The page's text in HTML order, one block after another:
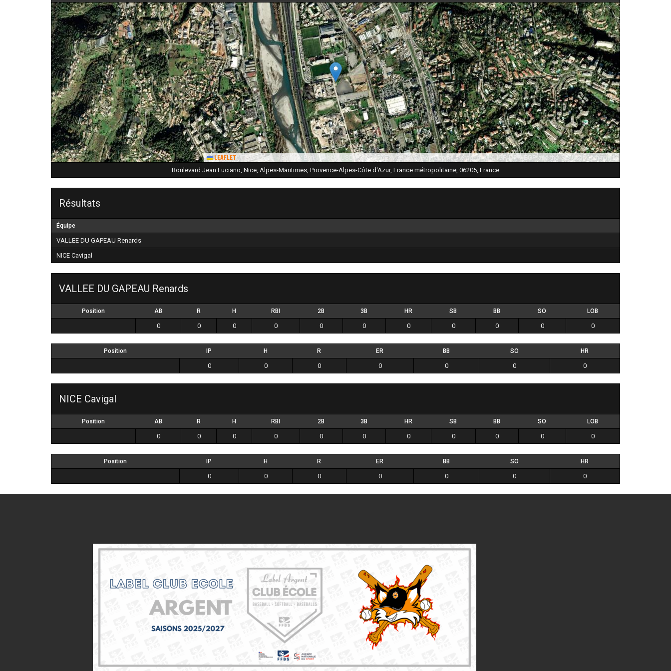
Leaflet |Tiles © Esri — Source: Esri, i-cubed, USDA, USGS, AEX, GeoEye, Getmapping, Aerogrid, IGN, IGP, UPR-EGP, and the GIS User Community
Boulevard Jean Luciano, Nice, Alpes-Maritimes, Provence-Alpes-Côte d'Azur, France métropolitaine, 06205, France
Résultats
Équipe
VALLEE DU GAPEAU Renards
NICE Cavigal
VALLEE DU GAPEAU Renards
Position AB R H RBI 2B 3B HR SB BB SO LOB
0 0 0 0 0 0 0 0 0 0 0
Position IP H R ER BB SO HR
0 0 0 0 0 0 0
NICE Cavigal
Position AB R H RBI 2B 3B HR SB BB SO LOB
0 0 0 0 0 0 0 0 0 0 0
Position IP H R ER BB SO HR
0 0 0 0 0 0 0